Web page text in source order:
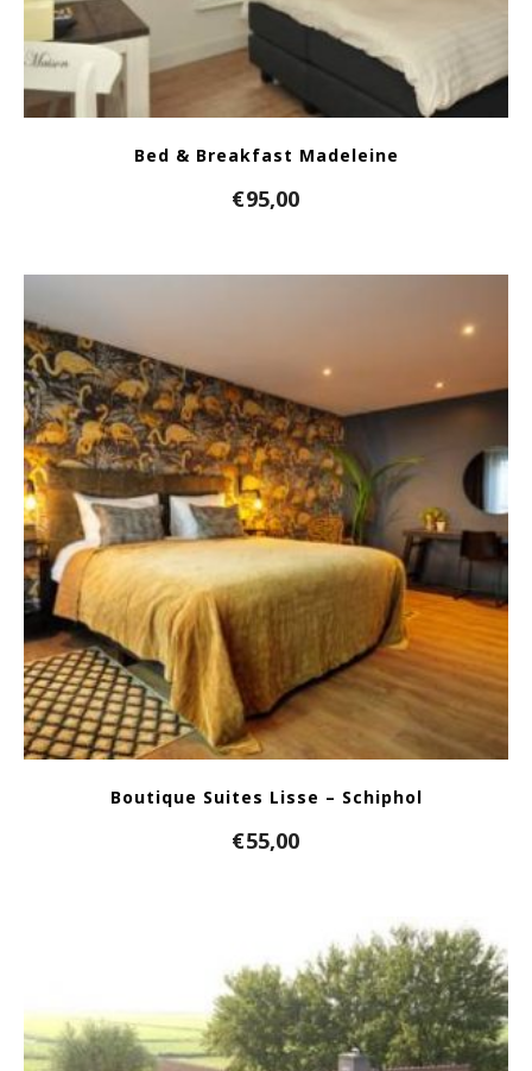
Bed & Breakfast Madeleine
€95,00
Boutique Suites Lisse – Schiphol
€55,00